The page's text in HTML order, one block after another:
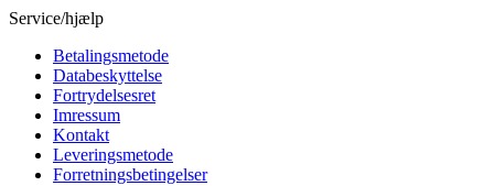
Service/hjælp
Betalingsmetode
Databeskyttelse
Fortrydelsesret
Imressum
Kontakt
Leveringsmetode
Forretningsbetingelser